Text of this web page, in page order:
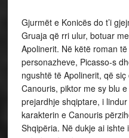
Gjurmët e Konicës do t’i
Gruaja që rri ulur, botuar
Apolinerit. Në këtë roman
personazheve, Picasso-s
ngushtë të Apolinerit, që
Canouris, piktor me sy blu
prejardhje shqiptare, i
karakterin e Canouris
Shqipëria. Në dukje ai